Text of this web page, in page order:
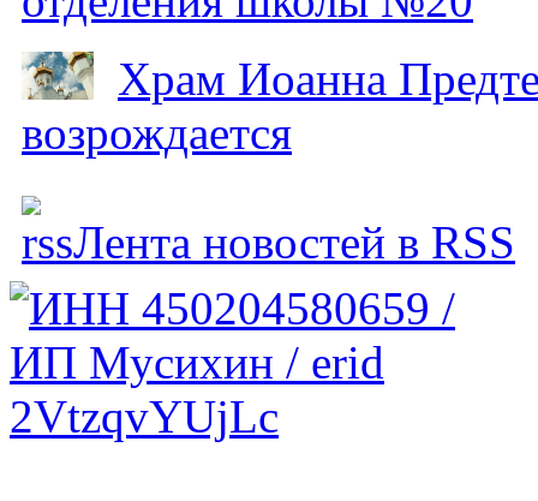
Храм Иоанна
возрождается
Лента новостей в RSS